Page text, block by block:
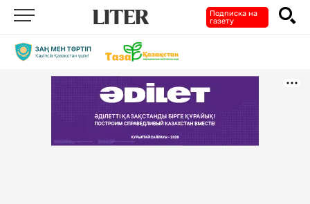
Подписка на
газету